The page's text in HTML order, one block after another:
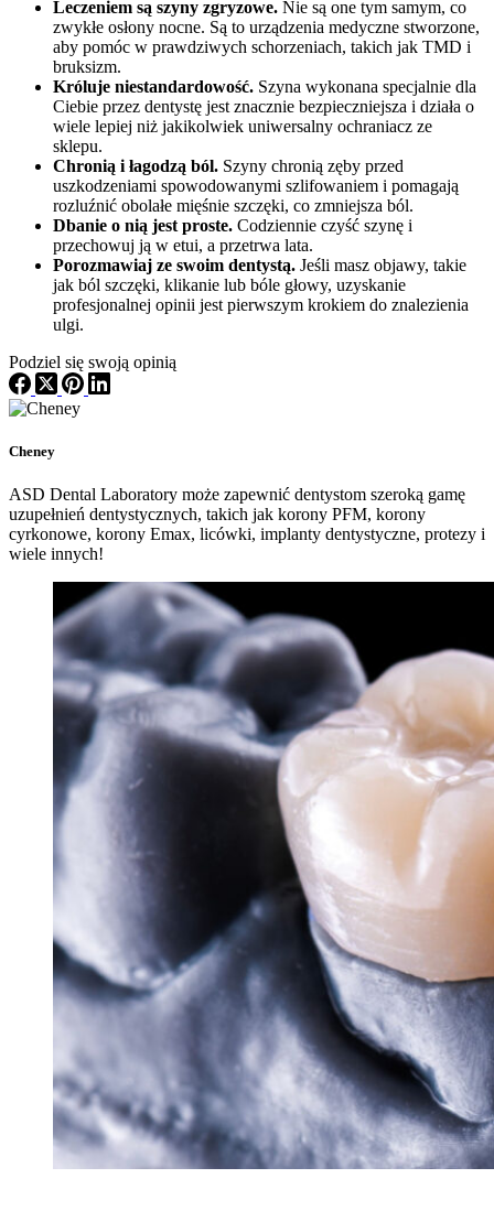
Leczeniem są szyny zgryzowe. Nie są one tym samym, co
zwykłe osłony nocne. Są to urządzenia medyczne stworzone,
aby pomóc w prawdziwych schorzeniach, takich jak TMD i
bruksizm.
Króluje niestandardowość. Szyna wykonana specjalnie dla
Ciebie przez dentystę jest znacznie bezpieczniejsza i działa o
wiele lepiej niż jakikolwiek uniwersalny ochraniacz ze
sklepu.
Chronią i łagodzą ból. Szyny chronią zęby przed
uszkodzeniami spowodowanymi szlifowaniem i pomagają
rozluźnić obolałe mięśnie szczęki, co zmniejsza ból.
Dbanie o nią jest proste. Codziennie czyść szynę i
przechowuj ją w etui, a przetrwa lata.
Porozmawiaj ze swoim dentystą. Jeśli masz objawy, takie
jak ból szczęki, klikanie lub bóle głowy, uzyskanie
profesjonalnej opinii jest pierwszym krokiem do znalezienia
ulgi.
Podziel się swoją opinią
Cheney
ASD Dental Laboratory może zapewnić dentystom szeroką gamę
uzupełnień dentystycznych, takich jak korony PFM, korony
cyrkonowe, korony Emax, licówki, implanty dentystyczne, protezy i
wiele innych!